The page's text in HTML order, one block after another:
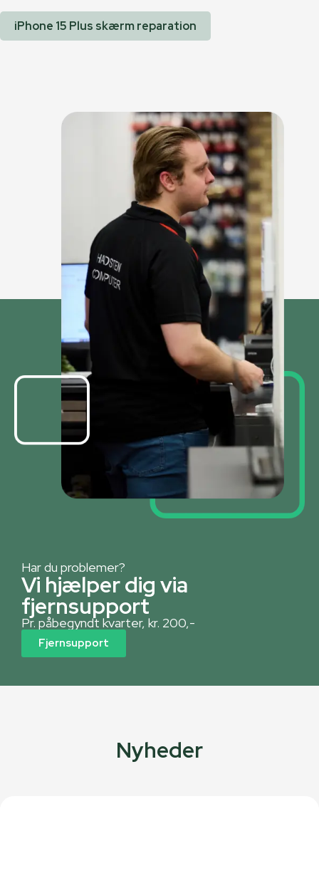
iPhone 15 Plus skærm reparation
Har du problemer?
Vi hjælper dig via
fjernsupport
Pr. påbegyndt kvarter, kr. 200,-
Fjernsupport
Nyheder